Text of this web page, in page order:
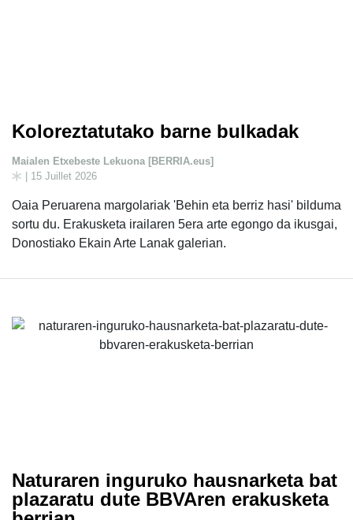
Koloreztatutako barne bulkadak
Maialen Etxebeste Lekuona [BERRIA.eus]
| 15 Juillet 2026
Oaia Peruarena margolariak 'Behin eta berriz hasi' bilduma
sortu du. Erakusketa irailaren 5era arte egongo da ikusgai,
Donostiako Ekain Arte Lanak galerian.
Naturaren inguruko hausnarketa bat
plazaratu dute BBVAren erakusketa